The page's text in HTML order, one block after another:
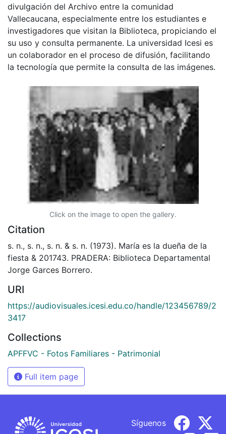
divulgación del Archivo entre la comunidad
Vallecaucana, especialmente entre los estudiantes e
investigadores que visitan la Biblioteca, propiciando el
su uso y consulta permanente. La universidad Icesi es
un colaborador en el proceso de difusión, facilitando
la tecnología que permite la consulta de las imágenes.
Click on the image to open the gallery.
Citation
s. n., s. n., s. n. & s. n. (1973). María es la dueña de la
fiesta & 201743. PRADERA: Biblioteca Departamental
Jorge Garces Borrero.
URI
https://audiovisuales.icesi.edu.co/handle/123456789/2
3417
Collections
APFFVC - Fotos Familiares - Patrimonial
Full item page
Síguenos